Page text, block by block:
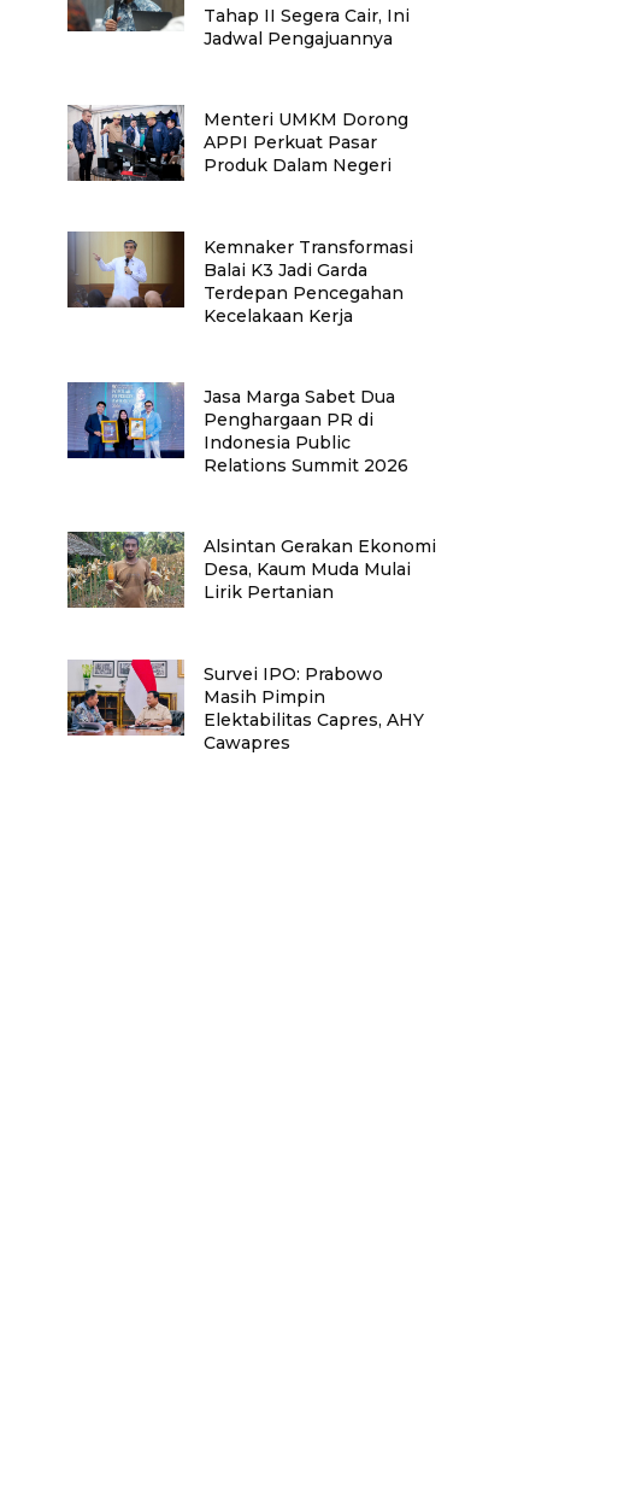
Tahap II Segera Cair, Ini
Jadwal Pengajuannya
Menteri UMKM Dorong
APPI Perkuat Pasar
Produk Dalam Negeri
Kemnaker Transformasi
Balai K3 Jadi Garda
Terdepan Pencegahan
Kecelakaan Kerja
Jasa Marga Sabet Dua
Penghargaan PR di
Indonesia Public
Relations Summit 2026
Alsintan Gerakan Ekonomi
Desa, Kaum Muda Mulai
Lirik Pertanian
Survei IPO: Prabowo
Masih Pimpin
Elektabilitas Capres, AHY
Cawapres